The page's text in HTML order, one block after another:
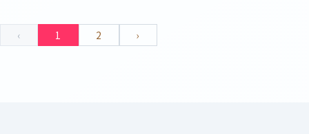
‹ 1 2 ›